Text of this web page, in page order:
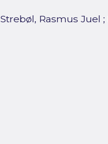
Strebøl, Rasmus Juel ;